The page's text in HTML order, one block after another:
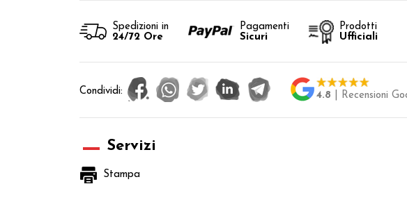
Spedizioni in
24/72 Ore
Pagamenti
Sicuri
Prodotti
Ufficiali
Condividi: 4.8 | Recensioni
Servizi
Stampa